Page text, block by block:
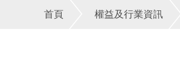
首頁 權益及行業資訊